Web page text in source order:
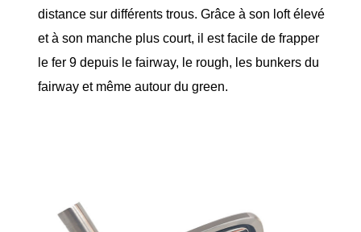
distance sur différents trous. Grâce à son loft élevé
et à son manche plus court, il est facile de frapper
le fer 9 depuis le fairway, le rough, les bunkers du
fairway et même autour du green.